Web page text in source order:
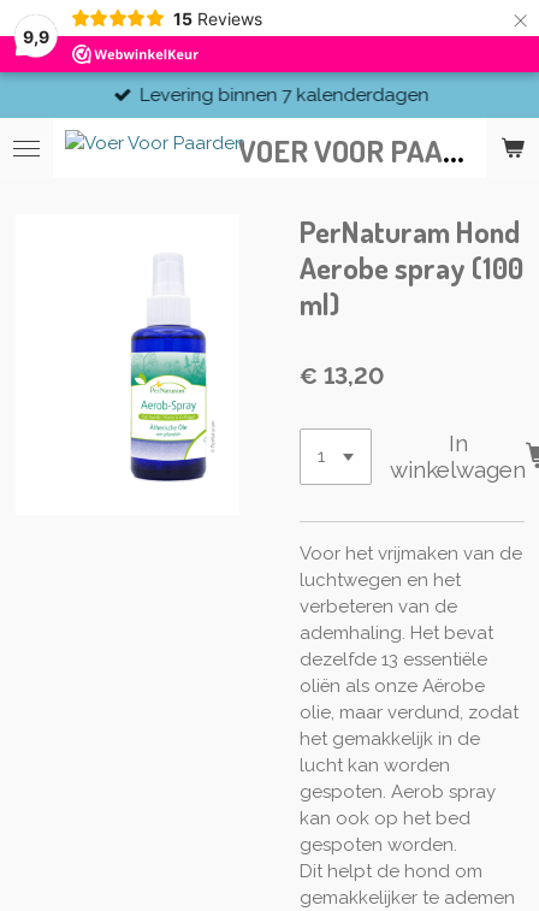
9,9
15 Reviews ×
V
OER VOOR PAARDEN
Levering binnen 7 kalenderdagen
PerNaturam Hond
Aerobe spray (100
ml)
€ 13,20
In
winkelwagen
Voor het vrijmaken van de
luchtwegen en het
verbeteren van de
ademhaling. Het bevat
dezelfde 13 essentiële
oliën als onze Aërobe
olie, maar verdund, zodat
het gemakkelijk in de
lucht kan worden
gespoten. Aerob spray
kan ook op het bed
gespoten worden.
Dit helpt de hond om
gemakkelijker te ademen